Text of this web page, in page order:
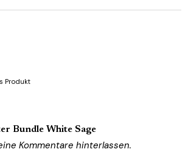
Produkt
Bundle White Sage
Kommentare hinterlassen.